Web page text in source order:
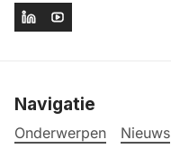
Navigatie
Onderwerpen Nieuws